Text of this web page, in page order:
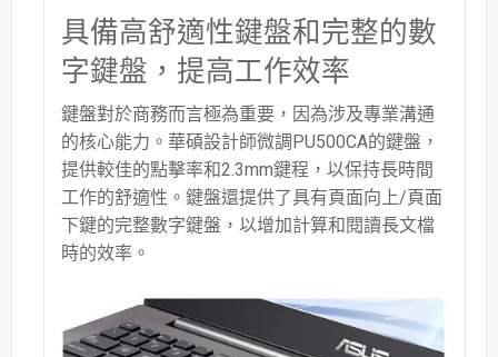
具備高舒適性鍵盤和完整的數
字鍵盤，提高工作效率
鍵盤對於商務而言極為重要，因為涉及專業溝通
的核心能力。華碩設計師微調PU500CA的鍵盤，
提供較佳的點擊率和2.3mm鍵程，以保持長時間
工作的舒適性。鍵盤還提供了具有頁面向上/頁面
下鍵的完整數字鍵盤，以增加計算和閱讀長文檔
時的效率。